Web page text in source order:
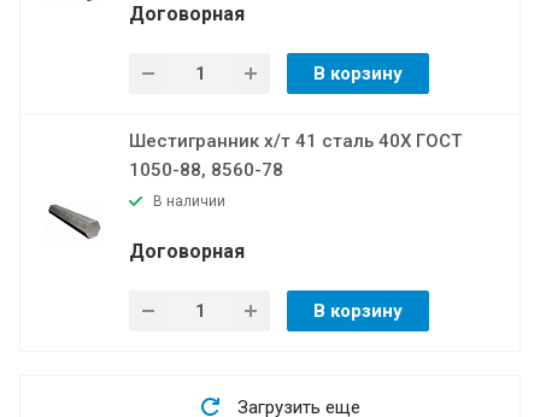
Договорная
В корзину
Шестигранник х/т 41 сталь 40Х ГОСТ
1050-88, 8560-78
В наличии
Договорная
В корзину
Загрузить еще